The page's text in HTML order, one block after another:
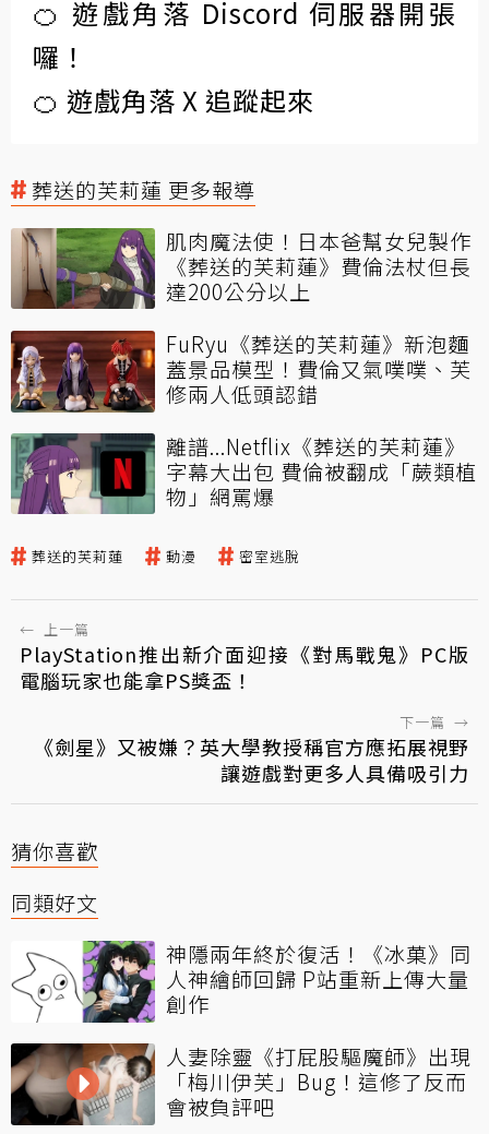
🍊 遊戲角落 Discord 伺服器開張
囉！
🍊 遊戲角落 X 追蹤起來
葬送的芙莉蓮 更多報導
肌肉魔法使！日本爸幫女兒製作
《葬送的芙莉蓮》費倫法杖但長
達200公分以上
FuRyu《葬送的芙莉蓮》新泡麵
蓋景品模型！費倫又氣噗噗、芙
修兩人低頭認錯
離譜...Netflix《葬送的芙莉蓮》
字幕大出包 費倫被翻成「蕨類植
物」網罵爆
葬送的芙莉蓮 動漫 密室逃脫
← 上一篇
PlayStation推出新介面迎接《對馬戰鬼》PC版
電腦玩家也能拿PS獎盃！
下一篇 →
《劍星》又被嫌？英大學教授稱官方應拓展視野
讓遊戲對更多人具備吸引力
猜你喜歡
同類好文
神隱兩年終於復活！《冰菓》同
人神繪師回歸 P站重新上傳大量
創作
人妻除靈《打屁股驅魔師》出現
「梅川伊芙」Bug！這修了反而
會被負評吧